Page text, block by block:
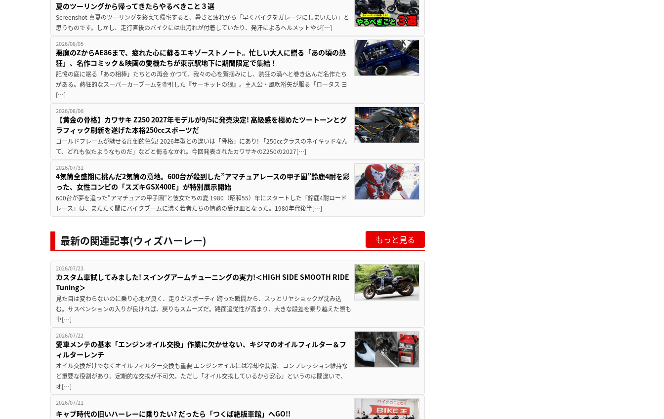
夏のツーリングから帰ってきたらやるべきこと３選
Screenshot 真夏のツーリングを終えて帰宅すると、暑さと疲れから「早くバイクをガレージにしまいたい」と
思うものです。しかし、走行直後のバイクには虫汚れが付着していたり、発汗によるヘルメットやジ[…]
2026/08/05
悪魔のZからAE86まで、疲れた心に蘇るエキゾーストノート。忙しい大人に贈る「あの頃の熱
狂」、名作コミック＆映画の愛機たちが東京駅地下に期間限定で集結！
記憶の底に眠る「あの相棒」たちとの再会 かつて、我々の心を鷲掴みにし、熱狂の渦へと巻き込んだ名作たち
がある。熱狂的なスーパーカーブームを牽引した『サーキットの狼』。主人公・風吹裕矢が駆る「ロータス ヨ
[…]
2026/08/06
【黄金の骨格】カワサキ Z250 2027年モデルが9/5に発売決定! 高級感を極めたツートーンとグ
ラフィック刷新を遂げた本格250ccスポーツだ
ゴールドフレームが魅せる圧倒的色気! 2026年型との違いは「骨格」にあり! 「250ccクラスのネイキッドなん
て、どれも似たようなものだ」などと侮るなかれ。今回発表されたカワサキのZ250の2027[…]
2026/07/31
4気筒全盛期に挑んだ2気筒の意地。600台が殺到した”アマチュアレースの甲子園”鈴鹿4耐を彩
った、女性コンビの「スズキGSX400E」が特別展示開始
600台が夢を追った”アマチュアの甲子園”と彼女たちの夏 1980（昭和55）年にスタートした「鈴鹿4耐ロード
レース」は、またたく間にバイクブームに沸く若者たちの情熱の受け皿となった。1980年代後半[…]
最新の関連記事(ウィズハーレー) もっと見る
2026/07/23
カスタム車試してみました! スイングアームチューニングの実力!＜HIGH SIDE SMOOTH RIDE
Tuning＞
見た目は変わらないのに乗り心地が良く、走りがスポーティ 跨った瞬間から、スッとリヤショックが沈み込
む。サスペンションの入りが良ければ、戻りもスムーズだ。路面追従性が高まり、大きな段差を乗り越えた際も
車[…]
2026/07/22
愛車メンテの基本「エンジンオイル交換」作業に欠かせない、キジマのオイルフィルター＆フ
ィルターレンチ
オイル交換だけでなくオイルフィルター交換も重要 エンジンオイルには冷却や潤滑、コンプレッション維持な
ど重要な役割があり、定期的な交換が不可欠。ただし「オイル交換しているから安心」というのは間違いで、
オ[…]
2026/07/21
キャブ時代の旧いハーレーに乗りたい? だったら「つくば絶版車館」へGO!!